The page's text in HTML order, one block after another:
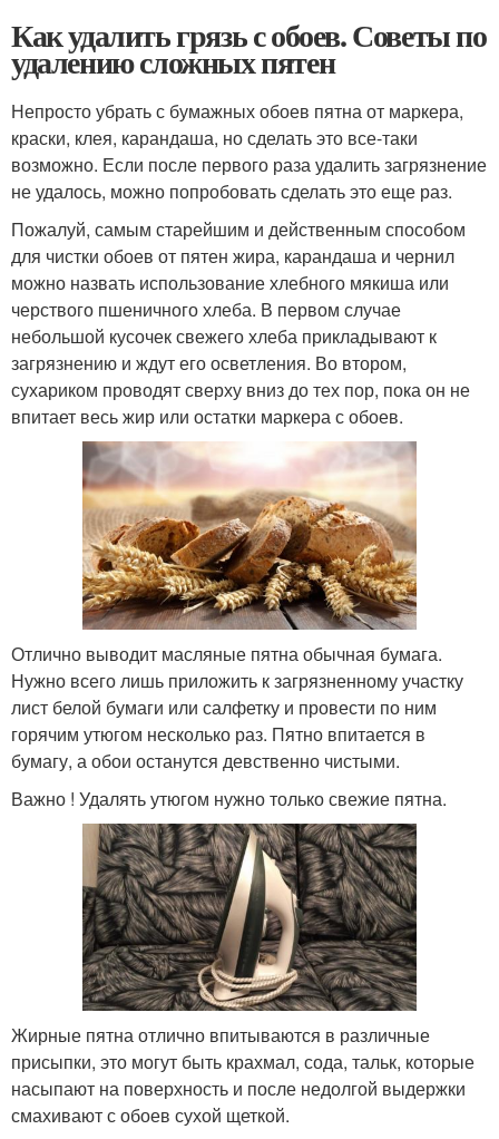
Как удалить грязь с обоев. Советы по
удалению сложных пятен
Непросто убрать с бумажных обоев пятна от маркера,
краски, клея, карандаша, но сделать это все-таки
возможно. Если после первого раза удалить загрязнение
не удалось, можно попробовать сделать это еще раз.
Пожалуй, самым старейшим и действенным способом
для чистки обоев от пятен жира, карандаша и чернил
можно назвать использование хлебного мякиша или
черствого пшеничного хлеба. В первом случае
небольшой кусочек свежего хлеба прикладывают к
загрязнению и ждут его осветления. Во втором,
сухариком проводят сверху вниз до тех пор, пока он не
впитает весь жир или остатки маркера с обоев.
Отлично выводит масляные пятна обычная бумага.
Нужно всего лишь приложить к загрязненному участку
лист белой бумаги или салфетку и провести по ним
горячим утюгом несколько раз. Пятно впитается в
бумагу, а обои останутся девственно чистыми.
Важно ! Удалять утюгом нужно только свежие пятна.
Жирные пятна отлично впитываются в различные
присыпки, это могут быть крахмал, сода, тальк, которые
насыпают на поверхность и после недолгой выдержки
смахивают с обоев сухой щеткой.